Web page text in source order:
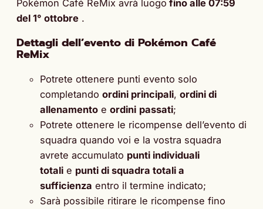
Pokémon Café ReMix avrà luogo fino alle 07:59
del 1° ottobre .
Dettagli dell’evento di Pokémon Café
ReMix
Potrete ottenere punti evento solo
completando ordini principali, ordini di
allenamento e ordini passati;
Potrete ottenere le ricompense dell’evento di
squadra quando voi e la vostra squadra
avrete accumulato punti individuali
totali e punti di squadra totali a
sufficienza entro il termine indicato;
Sarà possibile ritirare le ricompense fino